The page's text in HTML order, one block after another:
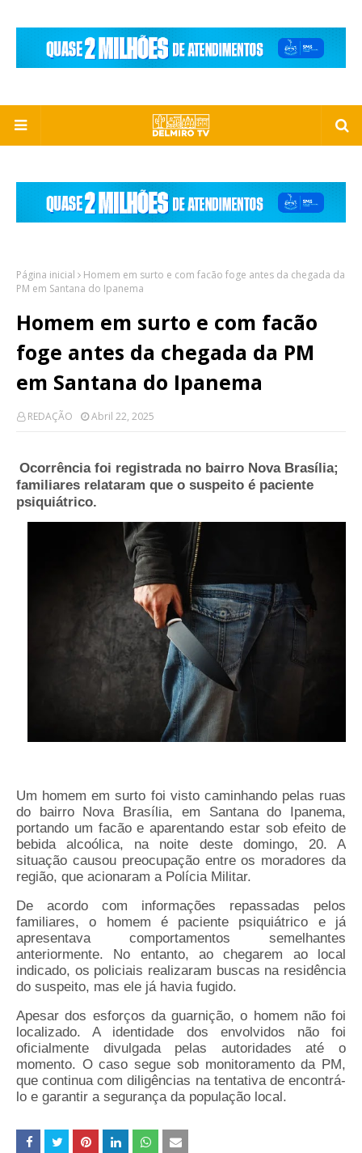
Página inicial
Homem em surto e com facão foge antes da chegada da
PM em Santana do Ipanema
Homem em surto e com facão
foge antes da chegada da PM
em Santana do Ipanema
REDAÇÃO Abril 22, 2025
Ocorrência foi registrada no bairro Nova Brasília;
familiares relataram que o suspeito é paciente
psiquiátrico.
Um homem em surto foi visto caminhando pelas ruas
do bairro Nova Brasília, em Santana do Ipanema,
portando um facão e aparentando estar sob efeito de
bebida alcoólica, na noite deste domingo, 20. A
situação causou preocupação entre os moradores da
região, que acionaram a Polícia Militar.
De acordo com informações repassadas pelos
familiares, o homem é paciente psiquiátrico e já
apresentava comportamentos semelhantes
anteriormente. No entanto, ao chegarem ao local
indicado, os policiais realizaram buscas na residência
do suspeito, mas ele já havia fugido.
Apesar dos esforços da guarnição, o homem não foi
localizado. A identidade dos envolvidos não foi
oficialmente divulgada pelas autoridades até o
momento. O caso segue sob monitoramento da PM,
que continua com diligências na tentativa de encontrá-
lo e garantir a segurança da população local.